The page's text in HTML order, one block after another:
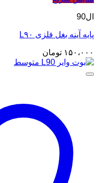
ال90
پایه آینه بغل فلزی L۹۰
۱۵۰،۰۰۰ تومان